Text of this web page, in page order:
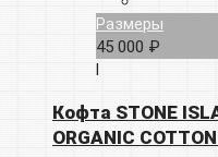
Размеры
45 000 ₽
Кофта STONE
ORGANIC